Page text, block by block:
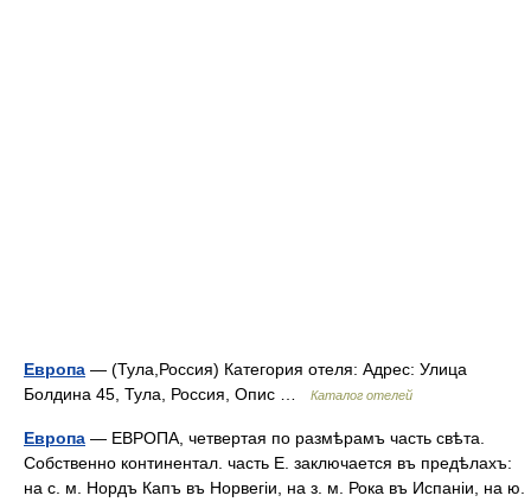
Европа — (Тула,Россия) Категория отеля: Адрес: Улица
Болдина 45, Тула, Россия, Опис …
Каталог отелей
Европа — ЕВРОПА, четвертая по размѣрамъ часть свѣта.
Собственно континентал. часть Е. заключается въ предѣлахъ:
на с. м. Нордъ Капъ въ Норвегіи, на з. м. Рока въ Испаніи, на ю.